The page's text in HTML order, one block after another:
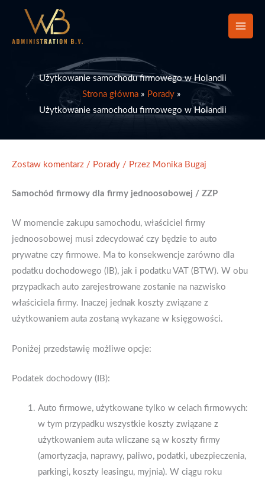
Przejdź
treści
Użytkowanie samochodu firmowego w Holandii
Strona główna
Porady
Użytkowanie samochodu firmowego w Holandii
Zostaw komentarz / Porady / Przez Monika Bugaj
Samochód firmowy dla firmy jednoosobowej / ZZP
W momencie zakupu samochodu, właściciel firmy
jednoosobowej musi zdecydować czy będzie to auto
prywatne czy firmowe. Ma to konsekwencje zarówno dla
podatku dochodowego (IB), jak i podatku VAT (BTW). W obu
przypadkach auto zarejestrowane zostanie na nazwisko
właściciela firmy. Inaczej jednak koszty związane z
użytkowaniem auta zostaną wykazane w księgowości.
Poniżej przedstawię możliwe opcje:
Podatek dochodowy (IB):
Auto firmowe, użytkowane tylko w celach firmowych:
w tym przypadku wszystkie koszty związane z
użytkowaniem auta wliczane są w koszty firmy
(amortyzacja, naprawy, paliwo, podatki, ubezpieczenia,
parkingi, koszty leasingu, myjnia). W ciągu roku